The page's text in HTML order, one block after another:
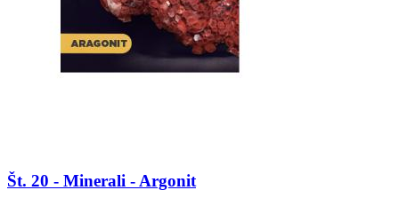
Št. 20 - Minerali - Argonit